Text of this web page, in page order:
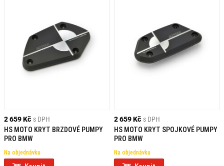
2 659 Kč s DPH
HS MOTO KRYT BRZDOVÉ PUMPY
PRO BMW
Na objednávku
2 659 Kč s DPH
HS MOTO KRYT SPOJKOVÉ PUMPY
PRO BMW
Na objednávku